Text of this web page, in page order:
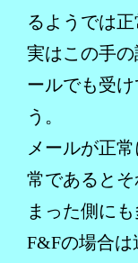
るようでは正
実はこの手
ールでも受
う。
メールが正
常であると
まった側に
F&Fの場合